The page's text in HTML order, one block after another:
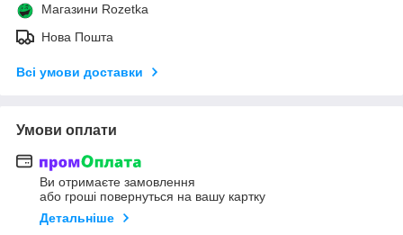
Магазини Rozetka
Нова Пошта
Всі умови доставки
Умови оплати
Ви отримаєте замовлення
або гроші повернуться на вашу картку
Детальніше